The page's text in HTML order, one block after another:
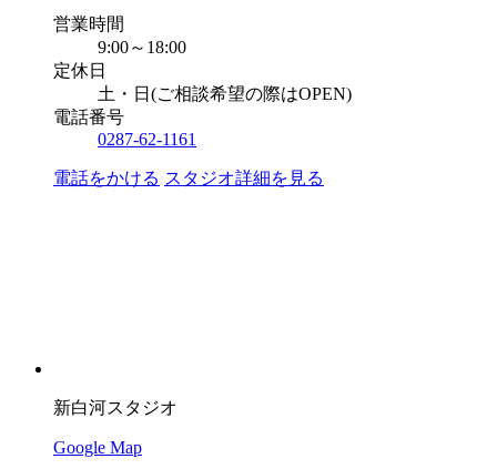
営業時間
9:00～18:00
定休日
土・日(ご相談希望の際はOPEN)
電話番号
0287-62-1161
電話をかける スタジオ詳細を見る
新白河スタジオ
Google Map